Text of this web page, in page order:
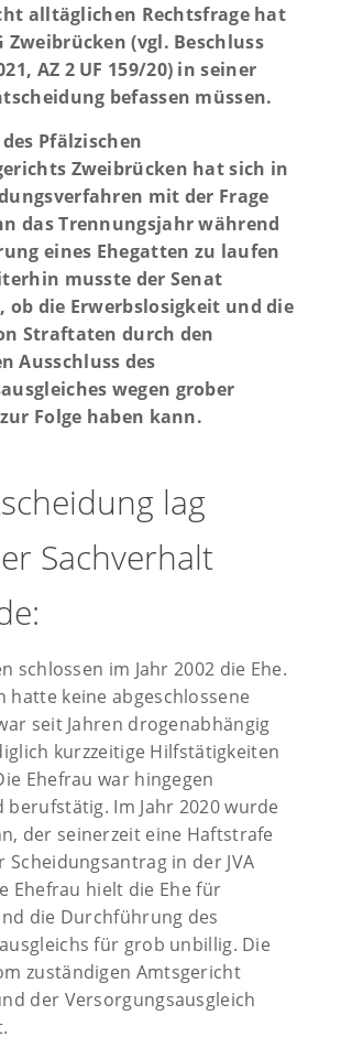
alltäglichen Rechtsfrage hat
Zweibrücken (vgl. Beschluss
AZ 2 UF 159/20) in seiner
befassen müssen.
Pfälzischen
Zweibrücken hat sich in
mit der Frage
das Trennungsjahr während
eines Ehegatten zu laufen
musste der Senat
ob die Erwerbslosigkeit und die
Straftaten durch den
Ausschluss des
wegen grober
Folge haben kann.
lag
Sachverhalt
schlossen im Jahr 2002 die Ehe.
hatte keine abgeschlossene
seit Jahren drogenabhängig
kurzzeitige Hilfstätigkeiten
Ehefrau war hingegen
berufstätig. Im Jahr 2020 wurde
der seinerzeit eine Haftstrafe
Scheidungsantrag in der JVA
Ehefrau hielt die Ehe für
die Durchführung des
für grob unbillig. Die
zuständigen Amtsgericht
der Versorgungsausgleich